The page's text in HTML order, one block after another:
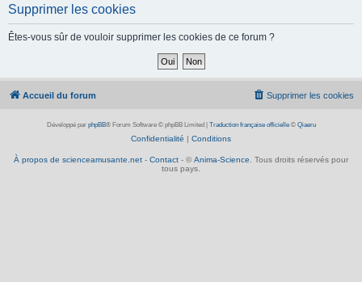
Supprimer les cookies
Êtes-vous sûr de vouloir supprimer les cookies de ce forum ?
Accueil du forum Supprimer les cookies
Développé par phpBB® Forum Software © phpBB Limited Traduction française officielle© Qiaeru
Confidentialité | Conditions
À propos de scienceamusante.net - Contact - © Anima-Science . Tous droits réservés pour
tous pays.